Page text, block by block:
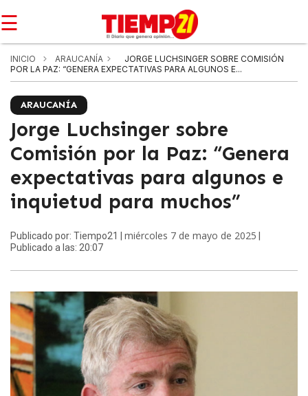
☰
INICIO ARAUCANÍA
JORGE LUCHSINGER SOBRE COMISIÓN
POR LA PAZ: “GENERA EXPECTATIVAS PARA ALGUNOS E...
ARAUCANÍA
Jorge Luchsinger sobre
Comisión por la Paz: “Genera
expectativas para algunos e
inquietud para muchos”
Publicado por: Tiempo21 | miércoles 7 de mayo de 2025
Publicado a las: 20:07